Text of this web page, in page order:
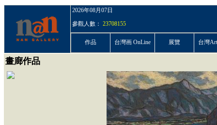
2026年08月07日
參觀人數： 23708155
作品 台灣画 OnLine 展覽 台灣
畫廊作品